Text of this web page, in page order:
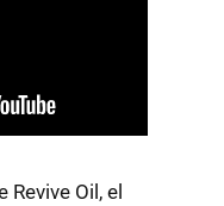
Oil, el